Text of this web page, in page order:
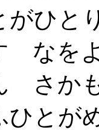
がひ
なを
さか
ひとが